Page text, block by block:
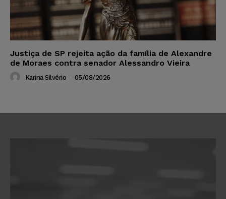
Justiça de SP rejeita ação da família de Alexandre
de Moraes contra senador Alessandro Vieira
Karina Silvério - 05/08/2026